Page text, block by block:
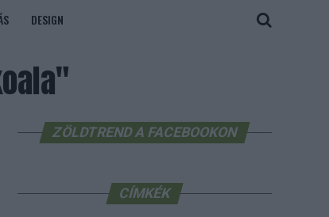
DESIGN
ZÖLDTREND A FACEBOOKON
CÍMKÉK